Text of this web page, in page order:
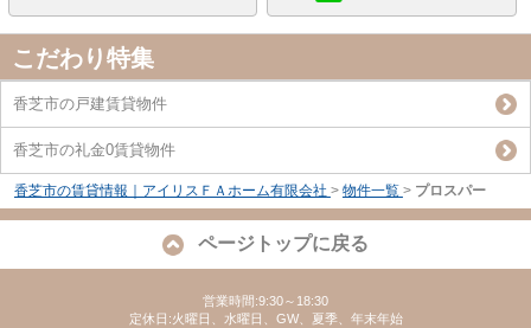
こだわり特集
香芝市の戸建賃貸物件
香芝市の礼金0賃貸物件
香芝市の賃貸情報｜アイリスＦＡホーム有限会社 > 物件一覧 > プロスパー
ページトップに戻る
営業時間:9:30～18:30
定休日:火曜日、水曜日、GW、夏季、年末年始